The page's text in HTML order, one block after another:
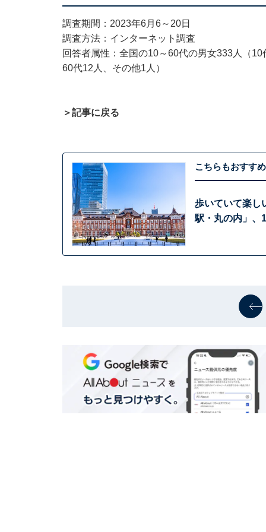
調査期間：2023年6月6～20日
調査方法：インターネット調査
回答者属性：全国の10～60代の男女333人（
60代12人、その他1人）
＞記事に戻る
こちらもおすすめ
歩いていて楽し
駅・丸の内」、